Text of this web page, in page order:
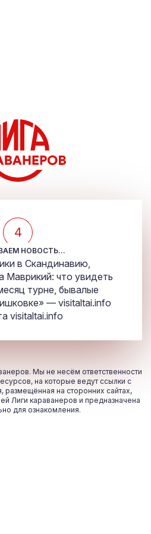
4
НОВОСТЬ...
в Скандинавию,
Маврикий: что увидеть
турне, бывалые
— visitaltai.info
visitaltai.info
Мы не несём ответственности
на которые ведут ссылки с
размещённая на сторонних сайтах,
Лиги караванеров и предназначена
для ознакомления.